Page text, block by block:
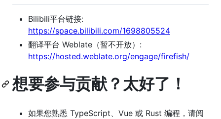
Bilibili平台链接:
https://space.bilibili.com/1698805524
翻译平台 Weblate（暂不开放）:
https://hosted.weblate.org/engage/firefish/
想要参与贡献？太好了！
如果您熟悉 TypeScript、Vue 或 Rust 编程，请阅